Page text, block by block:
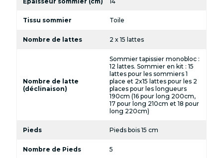
Tissu sommier Toile
Nombre de lattes 2 x 15 lattes
Nombre de latte
(déclinaison)
Sommier tapissier monobloc :
12 lattes. Sommier en kit : 15
lattes pour les sommiers 1
place et 2x15 lattes pour les 2
places pour les longueurs
190cm (16 pour long 200cm,
17 pour long 210cm et 18 pour
long 220cm)
Pieds Pieds bois 15 cm
Nombre de Pieds 5